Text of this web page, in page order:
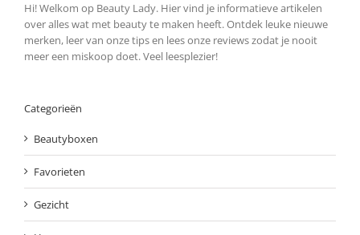
Hi! Welkom op Beauty Lady. Hier vind je informatieve artikelen
over alles wat met beauty te maken heeft. Ontdek leuke nieuwe
merken, leer van onze tips en lees onze reviews zodat je nooit
meer een miskoop doet. Veel leesplezier!
Categorieën
Beautyboxen
Favorieten
Gezicht